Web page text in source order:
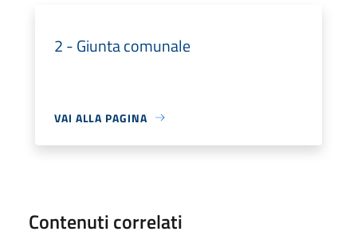
2 - Giunta comunale
VAI ALLA PAGINA
Contenuti correlati